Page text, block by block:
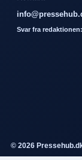
Svar fra
© 2026